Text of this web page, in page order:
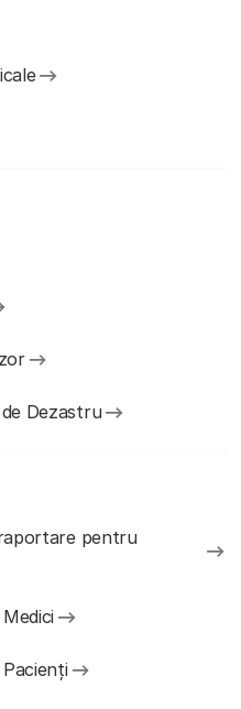
Dezastru
pentru